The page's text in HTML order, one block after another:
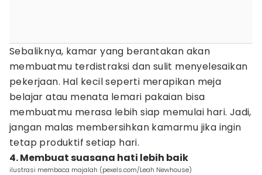
Sebaliknya, kamar yang berantakan akan
membuatmu terdistraksi dan sulit menyelesaikan
pekerjaan. Hal kecil seperti merapikan meja
belajar atau menata lemari pakaian bisa
membuatmu merasa lebih siap memulai hari. Jadi,
jangan malas membersihkan kamarmu jika ingin
tetap produktif setiap hari.
4. Membuat suasana hati lebih baik
ilustrasi membaca majalah (pexels.com/Leah Newhouse)